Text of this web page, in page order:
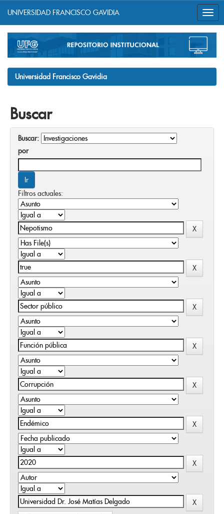
navigation
UNIVERSIDAD FRANCISCO GAVIDIA
Universidad Francisco Gavidia
Buscar
Buscar:
por
Filtros actuales: